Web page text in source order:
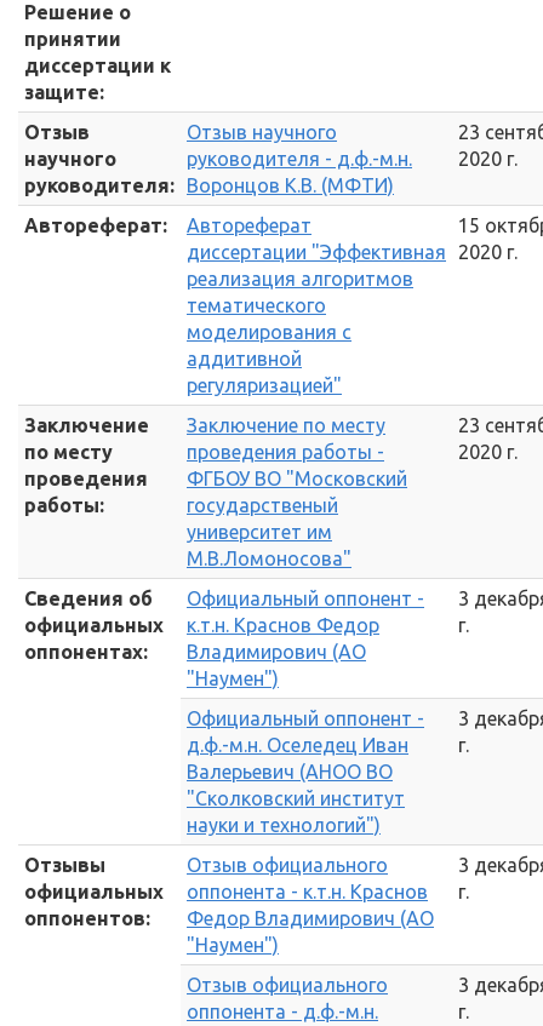
Решение о
принятии
диссертации к
защите:
Отзыв
научного
руководителя:
Отзыв научного
руководителя - д.ф.-м.н.
Воронцов К.В. (МФТИ)
23
2020 г.
Автореферат:
Автореферат
диссертации "Эффективная
реализация алгоритмов
тематического
моделирования с
аддитивной
регуляризацией"
15
2020 г.
Заключение
по месту
проведения
работы:
Заключение по месту
проведения работы -
ФГБОУ ВО "Московский
государственый
университет им
М.В.Ломоносова"
23
2020 г.
Сведения об
официальных
оппонентах:
Официальный оппонент -
к.т.н. Краснов Федор
Владимирович (АО
"Наумен")
3
г.
Официальный оппонент -
д.ф.-м.н. Оселедец Иван
Валерьевич (АНОО ВО
"Сколковский институт
науки и технологий")
3
г.
Отзывы
официальных
оппонентов:
Отзыв официального
оппонента - к.т.н. Краснов
Федор Владимирович (АО
"Наумен")
3
г.
Отзыв официального
оппонента - д.ф.-м.н.
3
г.